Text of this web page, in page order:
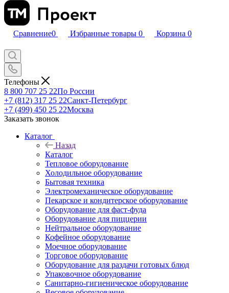
Сравнение0 Избранные товары 0 Корзина 0
Телефоны
8 800 707 25 22По России
+7 (812) 317 25 22Санкт-Петербург
+7 (499) 450 25 22Москва
Заказать звонок
Каталог
Назад
Каталог
Тепловое оборудование
Холодильное оборудование
Бытовая техника
Электромеханическое оборудование
Пекарское и кондитерское оборудование
Оборудование для фаст-фуда
Оборудование для пиццерии
Нейтральное оборудование
Кофейное оборудование
Моечное оборудование
Торговое оборудование
Оборудование для раздачи готовых блюд
Упаковочное оборудование
Санитарно-гигиеническое оборудование